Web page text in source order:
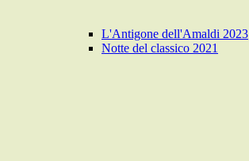
L'Antigone dell'Amaldi 2023
Notte del classico 2021